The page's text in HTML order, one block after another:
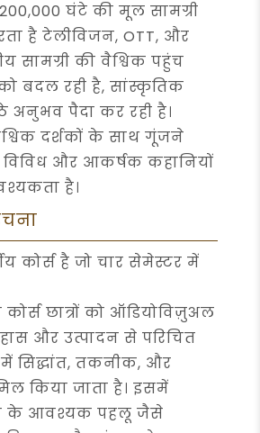
घंटे की मूल सामग्री
है टेलीविजन, OTT, और
सामग्री की वैश्विक पहुंच
बदल रही है, सांस्कृतिक
पैदा कर रही है।
दर्शकों के साथ गूंजने
और आकर्षक कहानियों
है।
कोर्स है जो चार सेमेस्टर में
छात्रों को ऑडियोविज़ुअल
और उत्पादन से परिचित
सिद्धांत, तकनीक, और
किया जाता है। इसमें
के आवश्यक पहलू जैसे